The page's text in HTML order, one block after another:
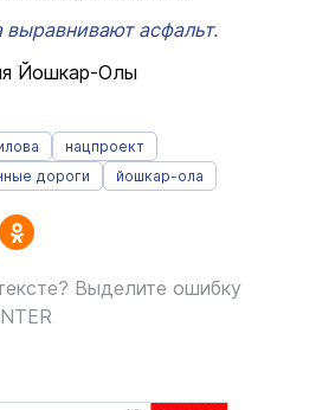
асфальт.
Йошкар-Олы
нацпроект
дороги
йошкар-ола
Выделите ошибку